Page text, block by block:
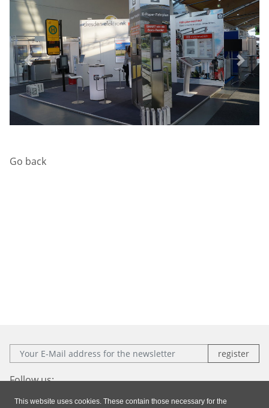
This website uses cookies. These contain those necessary for the
Previous Next
Go back
E-Mail:
Follow us: